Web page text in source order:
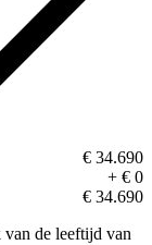
€ 34.690
+ € 0
€ 34.690
van de leeftijd van